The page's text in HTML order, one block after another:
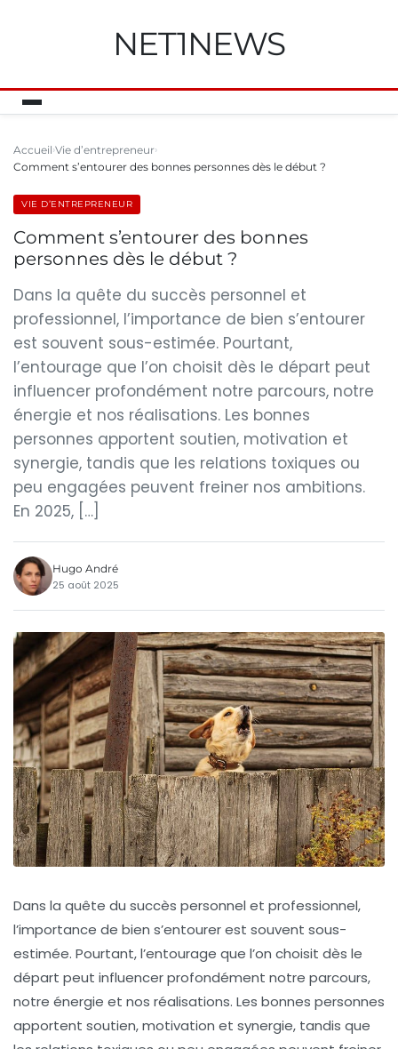
NET1NEWS
Accueil Vie d’entrepreneur
Comment s’entourer des bonnes personnes dès le début ?
VIE D’ENTREPRENEUR
Comment s’entourer des bonnes
personnes dès le début ?
Dans la quête du succès personnel et
professionnel, l’importance de bien s’entourer
est souvent sous-estimée. Pourtant,
l’entourage que l’on choisit dès le départ peut
influencer profondément notre parcours, notre
énergie et nos réalisations. Les bonnes
personnes apportent soutien, motivation et
synergie, tandis que les relations toxiques ou
peu engagées peuvent freiner nos ambitions.
En 2025, […]
Hugo André
25 août 2025
Dans la quête du succès personnel et professionnel,
l’importance de bien s’entourer est souvent sous-
estimée. Pourtant, l’entourage que l’on choisit dès le
départ peut influencer profondément notre parcours,
notre énergie et nos réalisations. Les bonnes personnes
apportent soutien, motivation et synergie, tandis que